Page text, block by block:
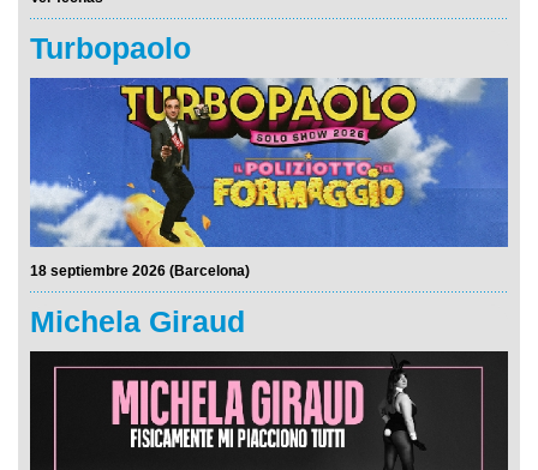
Turbopaolo
18 septiembre 2026 (Barcelona)
Michela Giraud